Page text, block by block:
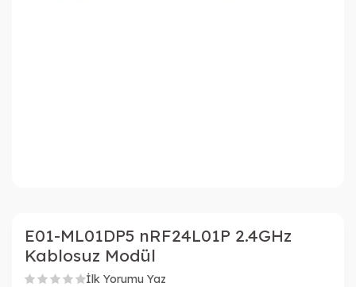
E01-ML01DP5 nRF24L01P 2.4GHz
Kablosuz Modül
İlk Yorumu Yaz